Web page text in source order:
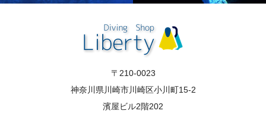
〒210-0023
神奈川県川崎市川崎区小川町15-2
濱屋ビル2階202